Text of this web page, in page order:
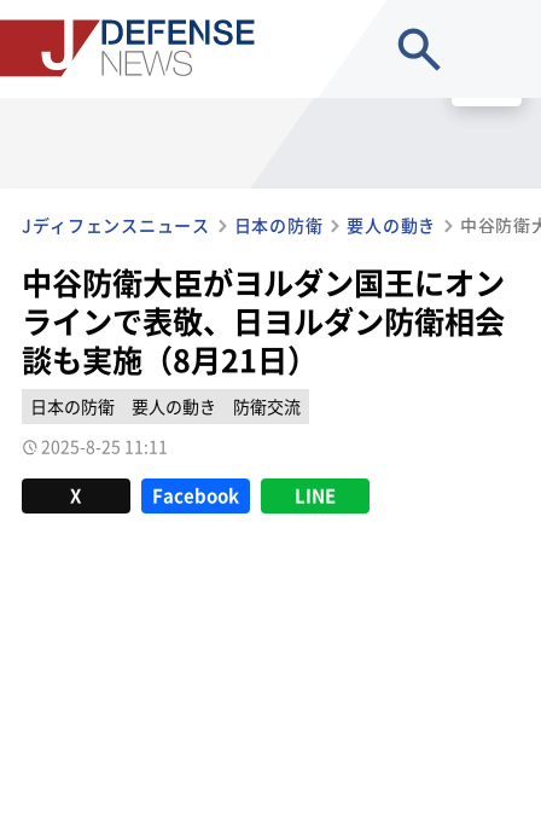
Jディフェンスニュース 日本の防衛 要人の動き
中谷防衛大臣がヨルダン国王にオン
ラインで表敬、日ヨルダン防衛相会
談も実施（8月21日）
日本の防衛 要人の動き
防衛交流
2025-8-25 11:11
X Facebook LINE